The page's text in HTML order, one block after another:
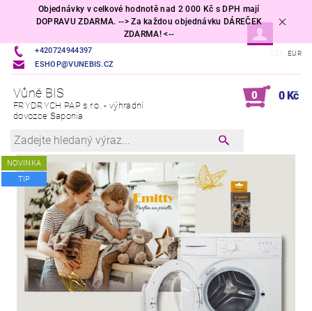
Objednávky v celkové hodnotě nad 2 000 Kč s DPH mají
DOPRAVU ZDARMA. --> Za každou objednávku DÁREČEK
ZDARMA! <--
+420724944397
ESHOP@VUNEBIS.CZ
EUR
Vůně BIS
FRYDRYCH PAP s.r.o. - výhradní
dovozce Saponia
0 0 Kč
NOVINKA
TIP